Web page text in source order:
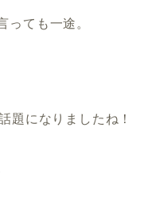
っても一途。
題になりましたね！